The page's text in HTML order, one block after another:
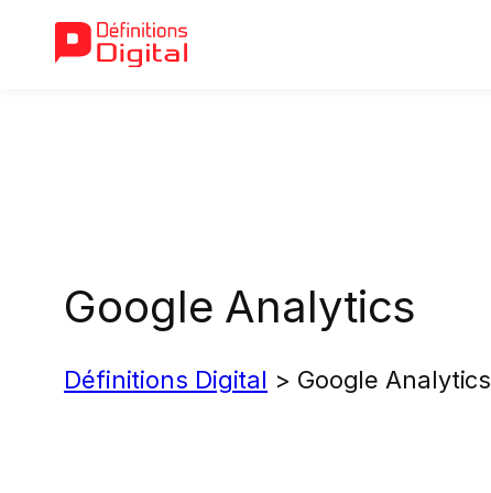
Google Analytics
Définitions Digital > Google Analytics